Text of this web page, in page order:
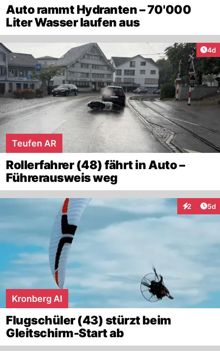
Auto rammt Hydranten – 70'000
Liter Wasser laufen aus
4d
Teufen AR
Rollerfahrer (48) fährt in Auto –
Führerausweis weg
2 5d
Kronberg AI
Flugschüler (43) stürzt beim
Gleitschirm-Start ab